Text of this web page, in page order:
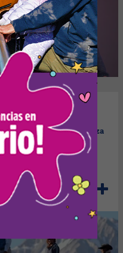
Vacaciones de invierno: el
turismo le aportó a Mendoza
más de $ 120.000 millones